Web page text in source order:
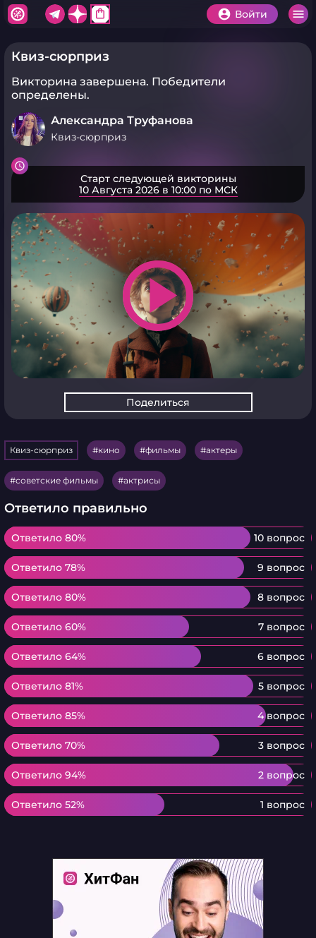
shopping_bag Войти
Квиз-сюрприз
Викторина завершена. Победители
определены.
Александра Труфанова
Квиз-сюрприз
Старт следующей викторины
10 Августа 2026 в 10:00 по МСК
play_arrow
Поделиться
Квиз-сюрприз кино фильмы актеры
советские фильмы актрисы
Ответило правильно
Ответило 80% 10 вопрос
Ответило 80%
Ответило 78% 9 вопрос
Ответило 78%
Ответило 80% 8 вопрос
Ответило 80%
Ответило 60% 7 вопрос
Ответило 60%
Ответило 64% 6 вопрос
Ответило 64%
Ответило 81% 5 вопрос
Ответило 81%
Ответило 85% 4 вопрос
Ответило 85%
Ответило 70% 3 вопрос
Ответило 70%
Ответило 94% 2 вопрос
Ответило 94%
Ответило 52% 1 вопрос
Ответило 52%